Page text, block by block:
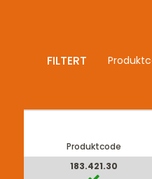
FILTERT
Produktcode
183.421.30